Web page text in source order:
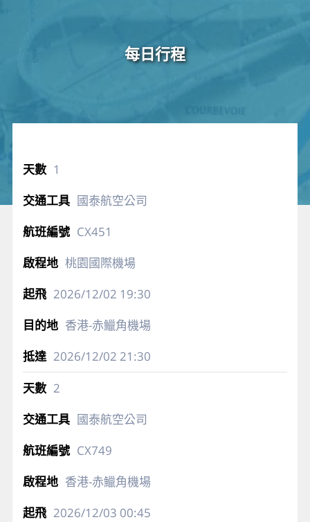
每日行程
1
國泰航空公司
CX451
桃園國際機場
2026/12/02 19:30
香港-赤鱲角機場
2026/12/02 21:30
2
國泰航空公司
CX749
香港-赤鱲角機場
2026/12/03 00:45